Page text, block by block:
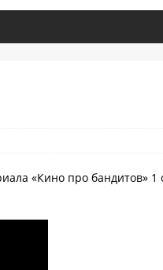
«Кино про бандитов»